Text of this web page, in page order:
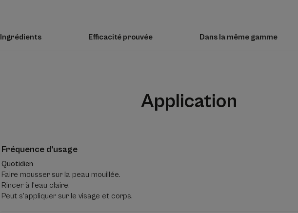
* Selon la norme OCDE 301B
Ingrédients Efficacité prouvée Dans la même gamme
Application
Fréquence d’usage
Quotidien
Faire mousser sur la peau mouillée.
Rincer à l'eau claire.
Peut s'appliquer sur le visage et corps.